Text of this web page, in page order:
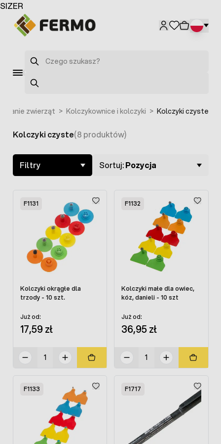
Przejdź do treści
Szukaj
Szukaj
zwierząt > Kolczykownice i kolczyki > Kolczyki czyste
Skip to product list
Kolczyki czyste(8 produktów)
Filtry Sortuj:Pozycja
F1131
Kolczyki okrągłe dla
trzody - 10 szt.
Już od:
17,59 zł
F1132
Kolczyki małe dla owiec,
kóz, danieli - 10 szt
Już od:
36,95 zł
F1133 F1717
SIZER